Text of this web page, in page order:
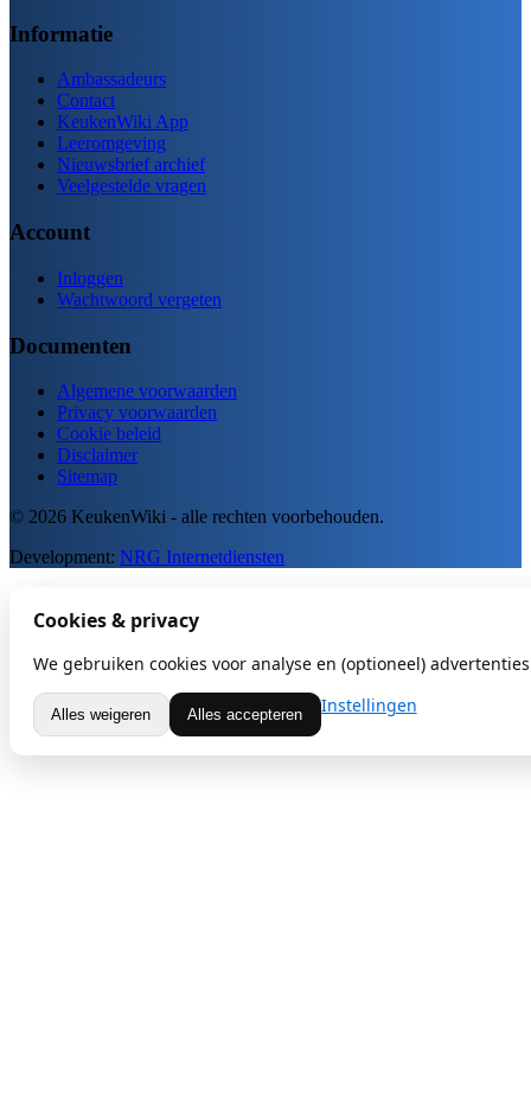
Informatie
Ambassadeurs
Contact
KeukenWiki App
Leeromgeving
Nieuwsbrief archief
Veelgestelde vragen
Account
Inloggen
Wachtwoord vergeten
Documenten
Algemene voorwaarden
Privacy voorwaarden
Cookie beleid
Disclaimer
Sitemap
© 2026 KeukenWiki - alle rechten voorbehouden.
Development: NRG Internetdiensten
Cookies & privacy
We gebruiken cookies voor analyse en (optioneel)
Alles weigeren Alles accepteren Instellingen